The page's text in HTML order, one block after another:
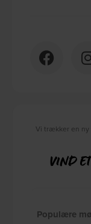
Vi trækker en ny
VIND
Populære